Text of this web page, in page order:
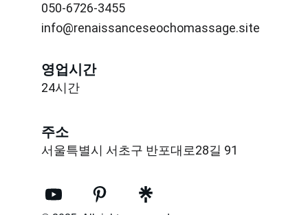
주소
info@renaissanceseochomassage.site
050-6726-3455
서울특별시 서초구 반포대로28길 91
영업시간
24시간